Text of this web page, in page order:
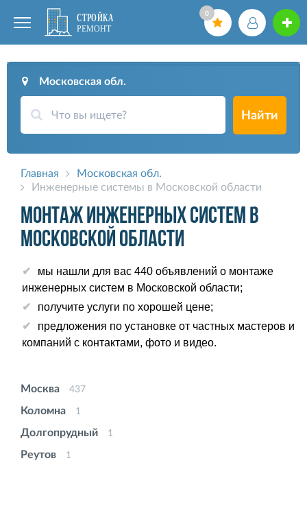
0
Московская обл.
Найти
Главная
Московская обл.
Инженерные системы в Московской области
Монтаж инженерных систем в
Московской области
мы нашли для вас 440 объявлений о монтаже
инженерных систем в Московской области;
получите услуги по хорошей цене;
предложения по установке от частных мастеров и
компаний с контактами, фото и видео.
Москва 437
Коломна 1
Долгопрудный 1
Реутов 1